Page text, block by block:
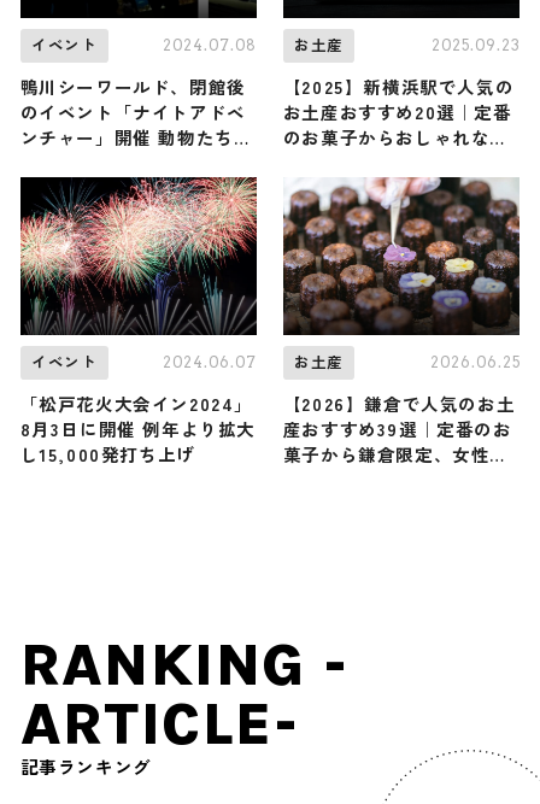
イベント 2024.07.08
鴨川シーワールド、閉館後
のイベント「ナイトアドベ
ンチャー」開催 動物たちの
お土産 2025.09.23
【2025】新横浜駅で人気の
お土産おすすめ20選｜定番
のお菓子からおしゃれなお
く紹介
イベント 2024.06.07
「松戸花火大会イン2024」
8月3日に開催 例年より拡大
し15,000発打ち上げ
お土産 2026.06.25
【2026】鎌倉で人気のお土
産おすすめ39選｜定番のお
菓子から鎌倉限定、女性向
RANKING -
ARTICLE-
記事ランキング